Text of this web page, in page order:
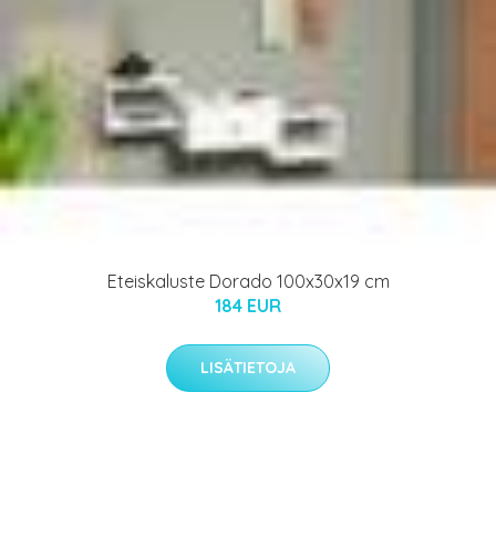
Eteiskaluste Dorado 100x30x19 cm
184 EUR
LISÄTIETOJA